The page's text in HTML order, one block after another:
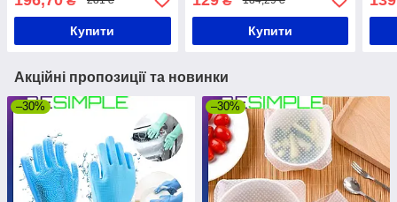
фільтр на кран
Купити
для змішувача
Купити
Акційні пропозиції та новинки
–30% –30%